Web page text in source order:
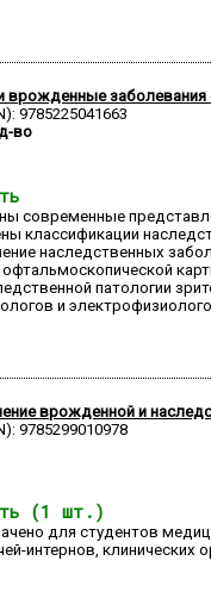
врожденные заболевания
9785225041663
во
современные
классификации
наследственных
патологии
и
врожденной и
9785299010978
(1 шт.)
для студентов
интернов,